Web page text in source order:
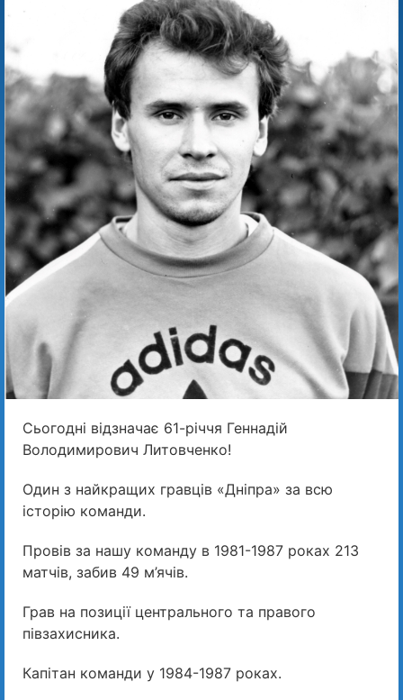
Сьогодні відзначає 61-річчя Геннадій
Володимирович Литовченко!
Один з найкращих гравців «Дніпра» за всю
історію команди.
Провів за нашу команду в 1981-1987 роках 213
матчів, забив 49 м’ячів.
Грав на позиції центрального та правого
півзахисника.
Капітан команди у 1984-1987 роках.